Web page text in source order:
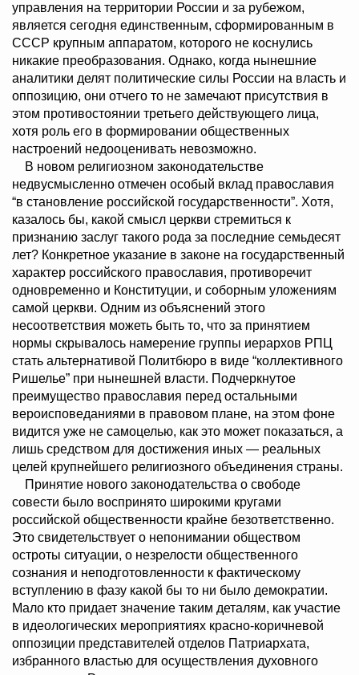
управления на территории России и за рубежом,
является сегодня единственным, сформированным в
СССР крупным аппаратом, которого не коснулись
никакие преобразования. Однако, когда нынешние
аналитики делят политические силы России на власть и
оппозицию, они отчего то не замечают присутствия в
этом противостоянии третьего действующего лица,
хотя роль его в формировании общественных
настроений недооценивать невозможно.
В новом религиозном законодательстве
недвусмысленно отмечен особый вклад православия
“в становление российской государственности”. Хотя,
казалось бы, какой смысл церкви стремиться к
признанию заслуг такого рода за последние семьдесят
лет? Конкретное указание в законе на государственный
характер российского православия, противоречит
одновременно и Конституции, и соборным уложениям
самой церкви. Одним из объяснений этого
несоответствия можеть быть то, что за принятием
нормы скрывалось намерение группы иерархов РПЦ
стать альтернативой Политбюро в виде “коллективного
Ришелье” при нынешней власти. Подчеркнутое
преимущество православия перед остальными
вероисповеданиями в правовом плане, на этом фоне
видится уже не самоцелью, как это может показаться, а
лишь средством для достижения иных — реальных
целей крупнейшего религиозного объединения страны.
Принятие нового законодательства о свободе
совести было воспринято широкими кругами
российской общественности крайне безответственно.
Это свидетельствует о непонимании обществом
остроты ситуации, о незрелости общественного
сознания и неподготовленности к фактическому
вступлению в фазу какой бы то ни было демократии.
Мало кто придает значение таким деталям, как участие
в идеологических мероприятиях красно-коричневой
оппозиции представителей отделов Патриархата,
избранного властью для осуществления духовного